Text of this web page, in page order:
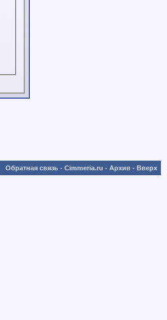
Обратная связь - Cimmeria.ru - Архив - Вверх